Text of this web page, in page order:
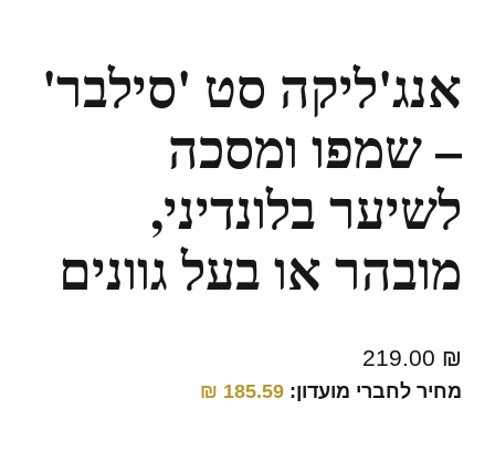
אנג'ליקה סט 'סילבר'
– שמפו ומסכה
לשיער בלונדיני,
מובהר או בעל גוונים
219.00 ₪
מחיר לחברי מועדון: 185.59
₪